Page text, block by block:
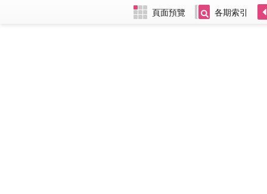
頁面預覽 各期索引